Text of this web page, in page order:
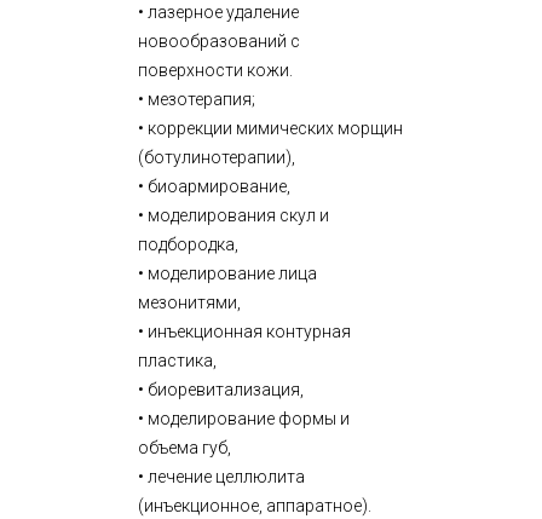
• лазерное удаление
новообразований с
поверхности кожи.
• мезотерапия;
• коррекции мимических морщин
(ботулинотерапии),
• биоармирование,
• моделирования скул и
подбородка,
• моделирование лица
мезонитями,
• инъекционная контурная
пластика,
• биоревитализация,
• моделирование формы и
объема губ,
• лечение целлюлита
(инъекционное, аппаратное).